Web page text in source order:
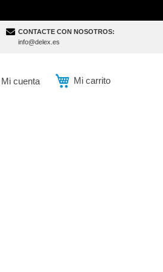
CONTACTE CON NOSOTROS:
info@delex.es
Mi carrito
Mi cuenta